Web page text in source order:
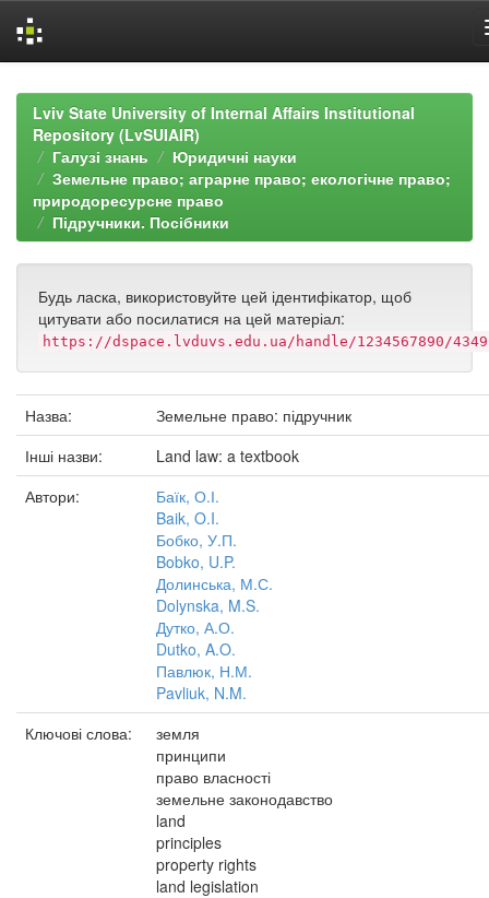
navigationLviv State University of Internal Affairs Institutional
Repository (LvSUIAIR)
Галузі знань
Юридичні науки
Земельне право; аграрне право; екологічне право;
природоресурсне право
Підручники. Посібники
Будь ласка, використовуйте цей ідентифікатор, щоб
цитувати або посилатися на цей матеріал:
https://dspace.lvduvs.edu.ua/handle/1234567890/4349
Назва:
Земельне право: підручник
Інші назви:
Land law: a textbook
Автори:
Баїк, О.І.
Baik, O.I.
Бобко, У.П.
Bobko, U.P.
Долинська, М.С.
Dolynska, M.S.
Дутко, А.О.
Dutko, A.O.
Павлюк, Н.М.
Pavliuk, N.M.
Ключові слова:
земля
принципи
право власності
земельне законодавство
land
principles
property rights
land legislation